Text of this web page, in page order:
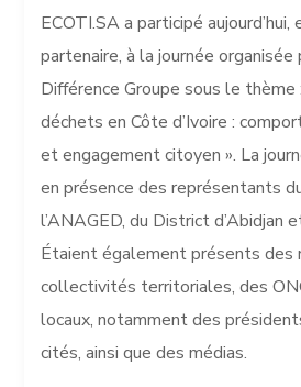
ECOTI.SA a participé
partenaire, à la journée
Différence Groupe sous le thème
déchets en Côte d’Ivoire :
et engagement citoyen ». La
en présence des représentants
l’ANAGED, du District d’Abidjan
Étaient également présents des
collectivités territoriales, des
locaux, notamment des
cités, ainsi que des médias.